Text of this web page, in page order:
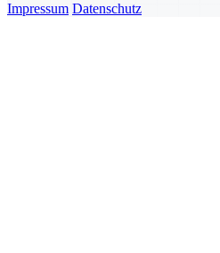
Impressum Datenschutz